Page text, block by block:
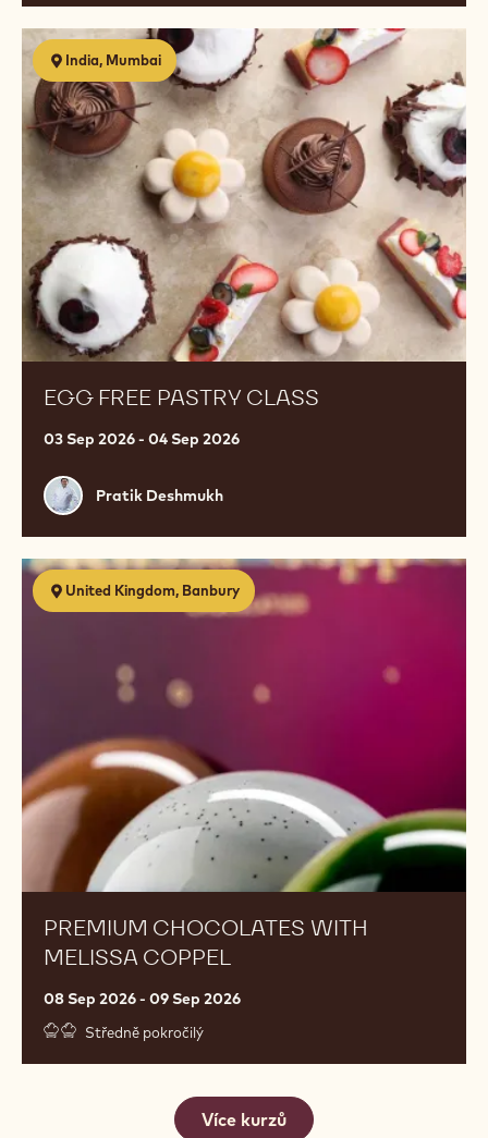
CHOCOLATE BUSINESS START UP - 5
DAY COURSE
10 Aug 2026 - 14 Aug 2026
Začátečník
Julie
Sharp
Julie Sharp
India, Mumbai
EGG FREE PASTRY CLASS
03 Sep 2026 - 04 Sep 2026
Pratik
Deshmukh
Pratik Deshmukh
Egg
Free
Class
United Kingdom, Banbury
Premium
Chocolates
Melissa
Coppel